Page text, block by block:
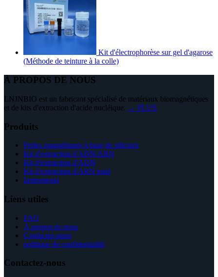
Kit d'électrophorèse sur gel d'agarose
(Méthode de teinture à la colle)
À PROPOS DE NOUS
LNJNBIO est un fabricant spécialisé de matériaux biomagnétiques
et de kits d'extraction d'acide nucléique. → PLUS
Produits
Perles magnétiques à base de silicium
Kit d'extraction d'ADN/ARN
Kit d'extraction d'ADN
Kit d'extraction d'ARN total
Instruments
Liens utiles
FAQ
À propos de nous
Contactez-nous
politique de confidentialité
Contactez-nous